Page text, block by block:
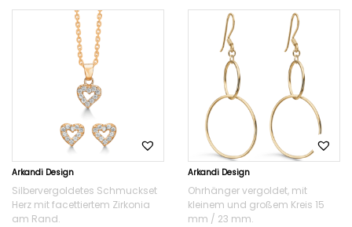
Arkandi Design
Silbervergoldetes Schmuckset
Herz mit facettiertem Zirkonia
am Rand.
Arkandi Design
Ohrhänger vergoldet, mit
kleinem und großem Kreis 15
mm / 23 mm.